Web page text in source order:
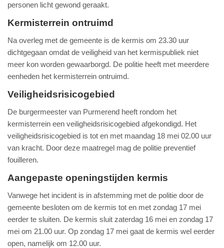
personen licht gewond geraakt.
Kermisterrein ontruimd
Na overleg met de gemeente is de kermis om 23.30 uur
dichtgegaan omdat de veiligheid van het kermispubliek niet
meer kon worden gewaarborgd. De politie heeft met meerdere
eenheden het kermisterrein ontruimd.
Veiligheidsrisicogebied
De burgermeester van Purmerend heeft rondom het
kermisterrein een veiligheidsrisicogebied afgekondigd. Het
veiligheidsrisicogebied is tot en met maandag 18 mei 02.00 uur
van kracht. Door deze maatregel mag de politie preventief
fouilleren.
Aangepaste openingstijden kermis
Vanwege het incident is in afstemming met de politie door de
gemeente besloten om de kermis tot en met zondag 17 mei
eerder te sluiten. De kermis sluit zaterdag 16 mei en zondag 17
mei om 21.00 uur. Op zondag 17 mei gaat de kermis wel eerder
open, namelijk om 12.00 uur.